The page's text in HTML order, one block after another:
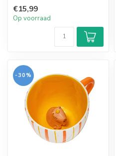
€15,99
Op voorraad
-30%